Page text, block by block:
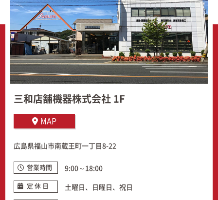
三和店舗機器株式会社 1F
MAP
広島県福山市南蔵王町一丁目8-22
営業時間 9:00～18:00
定 休 日 土曜日、日曜日、祝日